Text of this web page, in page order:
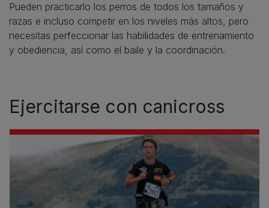
Pueden practicarlo los perros de todos los tamaños y
razas e incluso competir en los niveles más altos, pero
necesitas perfeccionar las habilidades de entrenamiento
y obediencia, así como el baile y la coordinación.
Ejercitarse con canicross